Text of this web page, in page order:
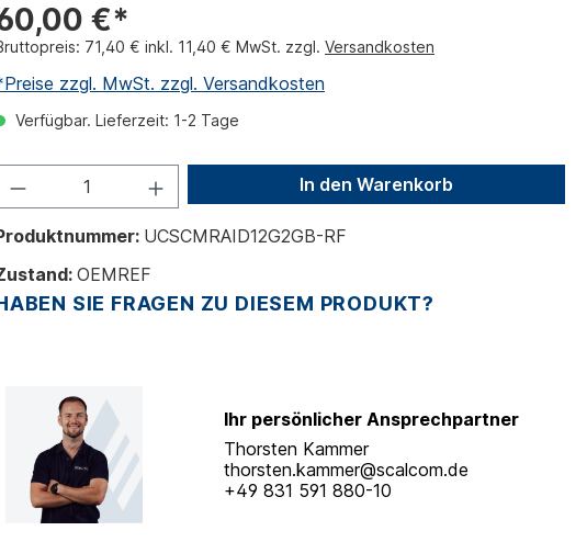
€*
71,40 € inkl. 11,40 € MwSt. zzgl. Versandkosten
zzgl. MwSt. zzgl. Versandkosten
Verfügbar. Lieferzeit: 1-2 Tage
In den Warenkorb
UCSCMRAID12G2GB-RF
OEMREF
SIE FRAGEN ZU DIESEM PRODUKT?
Ihr persönlicher Ansprechpartner
Thorsten Kammer
thorsten.kammer@scalcom.de
+49 831 591 880-10